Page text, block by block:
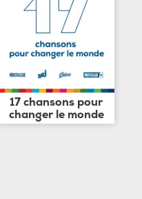
17 chansons pour
changer le monde